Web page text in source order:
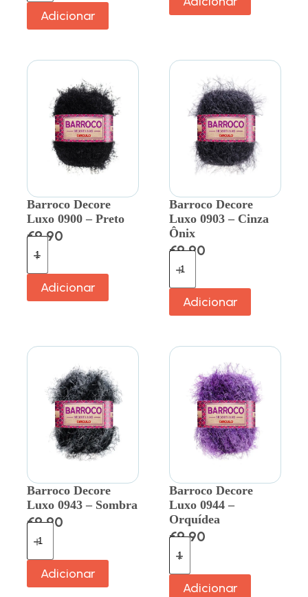
Adicionar
Barroco Decore
Luxo 0900 – Preto
€9.90
Adicionar
Barroco Decore
Luxo 0903 – Cinza
Ônix
€9.90
Adicionar
Barroco Decore
Luxo 0943 – Sombra
€9.90
Adicionar
Barroco Decore
Luxo 0944 –
Orquídea
€9.90
Adicionar